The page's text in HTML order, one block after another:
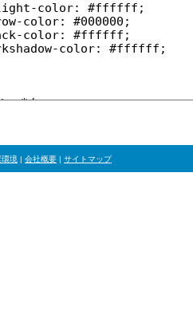
環境 | 会社概要 | サイトマップ